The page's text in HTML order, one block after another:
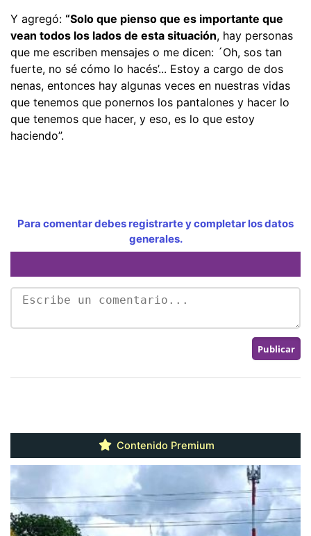
Y agregó: “Solo que pienso que es importante que
vean todos los lados de esta situación, hay personas
que me escriben mensajes o me dicen: ´Oh, sos tan
fuerte, no sé cómo lo hacés’... Estoy a cargo de dos
nenas, entonces hay algunas veces en nuestras vidas
que tenemos que ponernos los pantalones y hacer lo
que tenemos que hacer, y eso, es lo que estoy
haciendo”.
Para comentar debes registrarte y completar los datos
generales.
Contenido Premium